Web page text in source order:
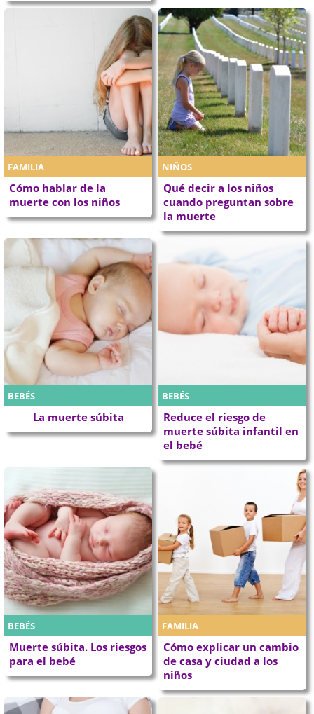
FAMILIA
Cómo hablar de la
muerte con los niños
NIÑOS
Qué decir a los niños
cuando preguntan sobre
la muerte
BEBÉS
La muerte súbita
BEBÉS
Reduce el riesgo de
muerte súbita infantil en
el bebé
BEBÉS
Muerte súbita. Los riesgos
para el bebé
FAMILIA
Cómo explicar un cambio
de casa y ciudad a los
niños